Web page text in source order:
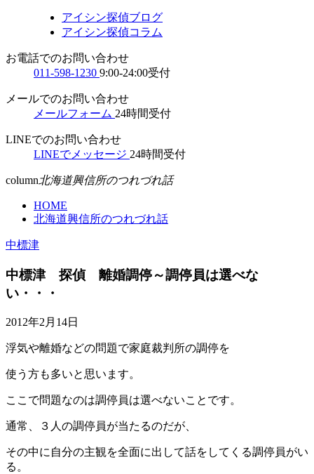
アイシン探偵ブログ
アイシン探偵コラム
お電話でのお問い合わせ
011-598-1230 9:00-24:00受付
メールでのお問い合わせ
メールフォーム 24時間受付
LINEでのお問い合わせ
LINEでメッセージ 24時間受付
column北海道興信所のつれづれ話
HOME
北海道興信所のつれづれ話
中標津
中標津 探偵 離婚調停～調停員は選べな
い・・・
2012年2月14日
浮気や離婚などの問題で家庭裁判所の調停を
使う方も多いと思います。
ここで問題なのは調停員は選べないことです。
通常、３人の調停員が当たるのだが、
その中に自分の主観を全面に出して話をしてくる調停員がい
る。